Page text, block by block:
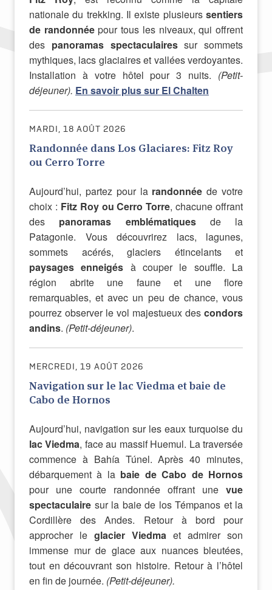
nationale du trekking. Il existe plusieurs sentiers
de randonnéepour tous les niveaux, qui offrent
des panoramas spectaculairessur sommets
mythiques, lacs glaciaires et vallées verdoyantes.
Installation à votre hôtel pour 3 nuits. (Petit-
déjeuner). En savoir plus sur El Chalten
MARDI, 18 AOÛT 2026
Randonnée dans Los Glaciares: Fitz Roy
ou Cerro Torre
Aujourd’hui, partez pour la randonnéede votre
choix : Fitz Roy ou Cerro Torre, chacune offrant
des panoramas emblématiquesde la
Patagonie. Vous découvrirez lacs, lagunes,
sommets acérés, glaciers étincelants et
paysages enneigés à couper le souffle. La
région abrite une faune et une flore
remarquables, et avec un peu de chance, vous
pourrez observer le vol majestueux des condors
andins. (Petit-déjeuner).
MERCREDI, 19 AOÛT 2026
Navigation sur le lac Viedma et baie de
Cabo de Hornos
Aujourd’hui, navigation sur les eaux turquoise du
lac Viedma, face au massif Huemul. La traversée
commence à Bahía Túnel. Après 40 minutes,
débarquement à la baie de Cabo de Hornos
pour une courte randonnée offrant une vue
spectaculaire sur la baie de los Témpanos et la
Cordillère des Andes. Retour à bord pour
approcher le glacier Viedma et admirer son
immense mur de glace aux nuances bleutées,
tout en découvrant son histoire. Retour à l’hôtel
en fin de journée. (Petit-déjeuner).